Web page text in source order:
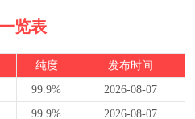
览表
纯度
发布时间
99.9%
2026-08-07
99.9% 2026-08-07